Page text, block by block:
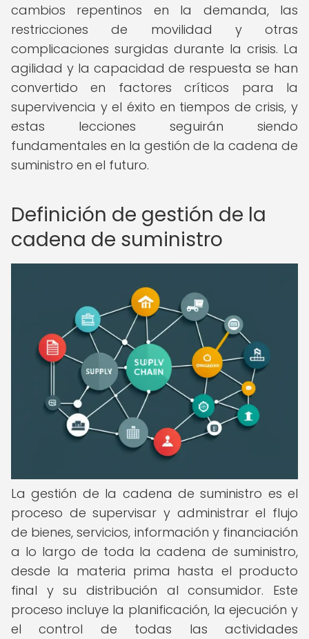
cambios repentinos en la demanda, las
restricciones de movilidad y otras
complicaciones surgidas durante la crisis. La
agilidad y la capacidad de respuesta se han
convertido en factores críticos para la
supervivencia y el éxito en tiempos de crisis, y
estas lecciones seguirán siendo
fundamentales en la gestión de la cadena de
suministro en el futuro.
Definición de gestión de la
cadena de suministro
La gestión de la cadena de suministro es el
proceso de supervisar y administrar el flujo
de bienes, servicios, información y financiación
a lo largo de toda la cadena de suministro,
desde la materia prima hasta el producto
final y su distribución al consumidor. Este
proceso incluye la planificación, la ejecución y
el control de todas las actividades